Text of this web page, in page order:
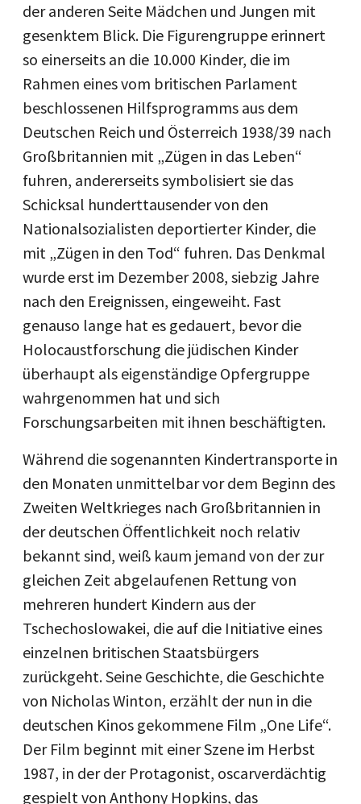
der anderen Seite Mädchen und Jungen mit
gesenktem Blick. Die Figurengruppe erinnert
so einerseits an die 10.000 Kinder, die im
Rahmen eines vom britischen Parlament
beschlossenen Hilfsprogramms aus dem
Deutschen Reich und Österreich 1938/39 nach
Großbritannien mit „Zügen in das Leben“
fuhren, andererseits symbolisiert sie das
Schicksal hunderttausender von den
Nationalsozialisten deportierter Kinder, die
mit „Zügen in den Tod“ fuhren. Das Denkmal
wurde erst im Dezember 2008, siebzig Jahre
nach den Ereignissen, eingeweiht. Fast
genauso lange hat es gedauert, bevor die
Holocaustforschung die jüdischen Kinder
überhaupt als eigenständige Opfergruppe
wahrgenommen hat und sich
Forschungsarbeiten mit ihnen beschäftigten.
Während die sogenannten Kindertransporte in
den Monaten unmittelbar vor dem Beginn des
Zweiten Weltkrieges nach Großbritannien in
der deutschen Öffentlichkeit noch relativ
bekannt sind, weiß kaum jemand von der zur
gleichen Zeit abgelaufenen Rettung von
mehreren hundert Kindern aus der
Tschechoslowakei, die auf die Initiative eines
einzelnen britischen Staatsbürgers
zurückgeht. Seine Geschichte, die Geschichte
von Nicholas Winton, erzählt der nun in die
deutschen Kinos gekommene Film „One Life“.
Der Film beginnt mit einer Szene im Herbst
1987, in der der Protagonist, oscarverdächtig
gespielt von Anthony Hopkins, das